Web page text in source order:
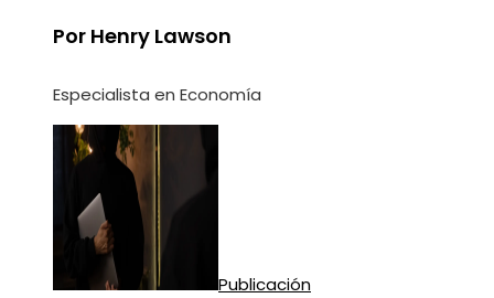
Por Henry Lawson
Especialista en Economía
Publicación